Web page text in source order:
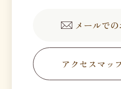
メールで
アクセスマッ